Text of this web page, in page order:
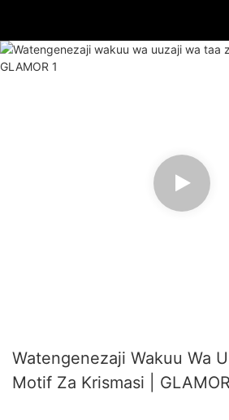
Watengenezaji Wakuu Wa
Motif Za Krismasi | GLAMOR